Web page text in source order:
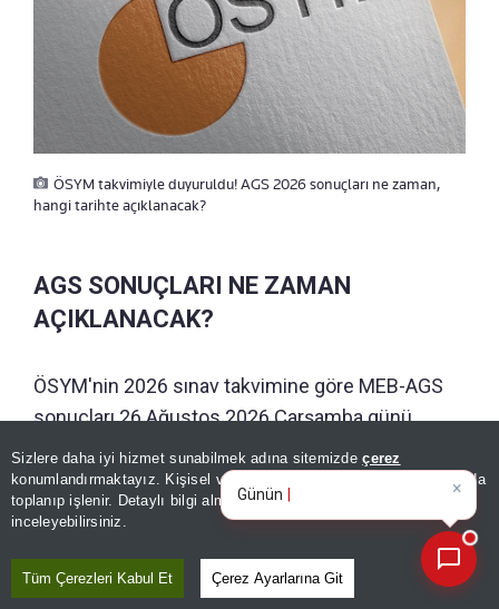
Sizlere daha iyi hizmet sunabilmek adına sitemizdeçerez
konumlandırmaktayız. Kişisel verileriniz, KVKK ve GDPR kapsamında
toplanıp işlenir. Detaylı bilgi almak içinAydınlatma Metnimizi
inceleyebilirsiniz.
Tüm Çerezleri Kabul Et Çerez Ayarlarına Git
ÖSYM takvimiyle duyuruldu! AGS 2026 sonuçları ne zaman,
hangi tarihte açıklanacak?
AGS SONUÇLARI NE ZAMAN
AÇIKLANACAK?
ÖSYM'nin 2026 sınav takvimine göre MEB-AGS
sonuçları 26 Ağustos 2026 Çarşamba günü
açıklanacak. Adaylar, T.C. Kimlik Numarası ve
ÖSYM aday şifresi ile sonuç sorgulaması
yapabilecek.
PUAN HESAPLAMASI NASIL
×
Günün spor, gündem ve
ekonomi gelişmelerini